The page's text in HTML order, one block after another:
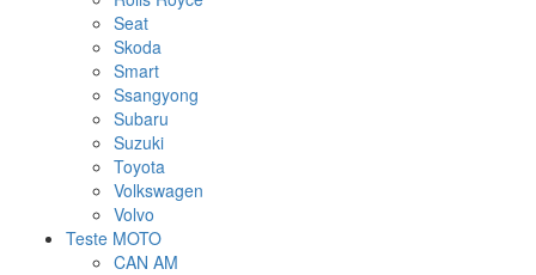
Seat
Skoda
Smart
Ssangyong
Subaru
Suzuki
Toyota
Volkswagen
Volvo
Teste MOTO
CAN AM